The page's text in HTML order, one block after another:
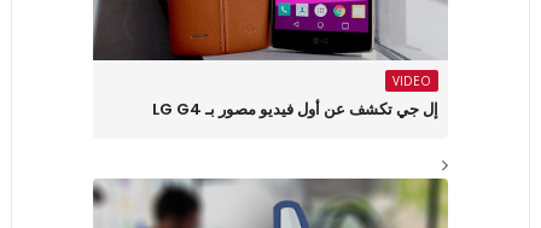
VIDEO
إل جي تكشف عن أول فيديو مصور بـ LG G4